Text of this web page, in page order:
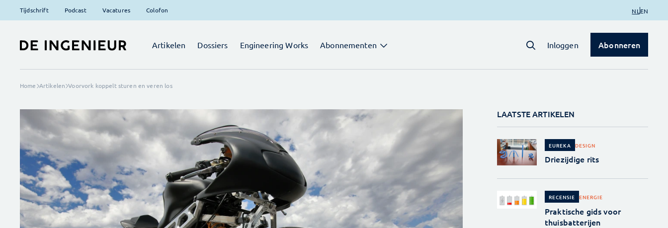
Tijdschrift Podcast Vacatures Colofon NL EN
Artikelen Dossiers Engineering Works Abonnementen Inloggen Abonneren
Home Artikelen Voorvork koppelt sturen en veren los
LAATSTE ARTIKELEN
EUREKA DESIGN
Driezijdige rits
RECENSIE ENERGIE
Praktische gids voor
thuisbatterijen